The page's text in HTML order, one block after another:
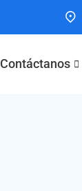
Contáctanos